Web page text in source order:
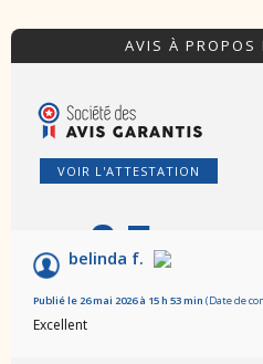
AVIS À PROPOS
VOIR L'ATTESTATION
9.5/10
Basé sur 101 avis
belinda f.
Publié le 26 mai 2026 à 15 h 53 min (Date de
Excellent